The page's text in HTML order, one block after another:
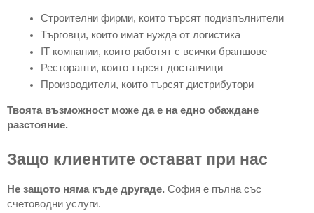
Строителни фирми, които търсят подизпълнители
Търговци, които имат нужда от логистика
IT компании, които работят с всички браншове
Ресторанти, които търсят доставчици
Производители, които търсят дистрибутори
Твоята възможност може да е на едно обаждане
разстояние.
Защо клиентите остават при нас
Не защото няма къде другаде. София е пълна със
счетоводни услуги.